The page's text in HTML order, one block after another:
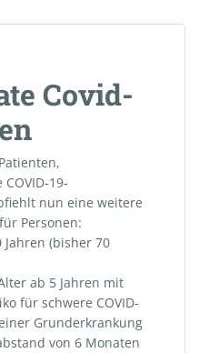
Covid-
19-
nun eine weitere
Personen:
(bisher 70
ab 5 Jahren mit
für schwere COVID-
Grunderkrankung
von 6 Monaten